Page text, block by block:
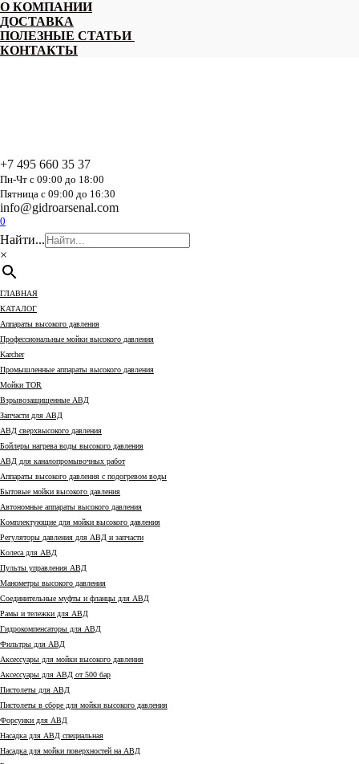
Перейти
к
содержанию
О КОМПАНИИ
ДОСТАВКА
ПОЛЕЗНЫЕ СТАТЬИ
КОНТАКТЫ
+7 495 660 35 37
Пн-Чт с 09:00 до 18:00
Пятница с 09:00 до 16:30
info@gidroarsenal.com
0
Найти...
×
ГЛАВНАЯ
КАТАЛОГ
Аппараты высокого давления
Профессиональные мойки высокого давления
Karcher
Промышленные аппараты высокого давления
Мойки TOR
Взрывозащищенные АВД
Запчасти для АВД
АВД сверхвысокого давления
Бойлеры нагрева воды высокого давления
АВД для каналопромывочных работ
Аппараты высокого давления с подогревом воды
Бытовые мойки высокого давления
Автономные аппараты высокого давления
Комплектующие для мойки высокого давления
Регуляторы давления для АВД и запчасти
Колеса для АВД
Пульты управления АВД
Манометры высокого давления
Соединительные муфты и фланцы для АВД
Рамы и тележки для АВД
Гидрокомпенсаторы для АВД
Фильтры для АВД
Аксессуары для мойки высокого давления
Аксессуары для АВД от 500 бар
Пистолеты для АВД
Пистолеты в сборе для мойки высокого давления
Форсунки для АВД
Насадка для АВД специальная
Насадка для мойки поверхностей на АВД